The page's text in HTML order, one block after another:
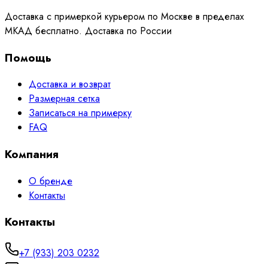
Доставка с примеркой курьером по Москве в пределах
МКАД бесплатно. Доставка по России
Помощь
Доставка и возврат
Размерная сетка
Записаться на примерку
FAQ
Компания
О бренде
Контакты
Контакты
+7 (933) 203 0232